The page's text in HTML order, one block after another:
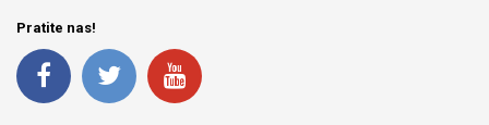
Pratite nas!